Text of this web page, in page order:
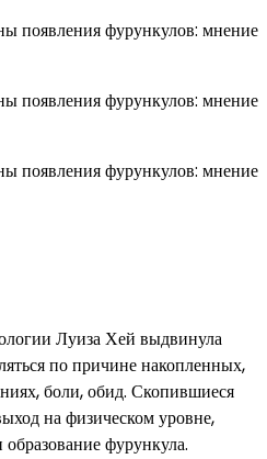
Луиза Хей выдвинула
по причине накопленных,
боли, обид. Скопившиеся
на физическом уровне,
фурункула.